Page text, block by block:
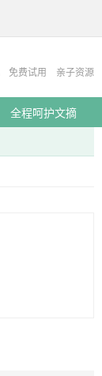
免费试用 亲子资源
全程呵护文摘